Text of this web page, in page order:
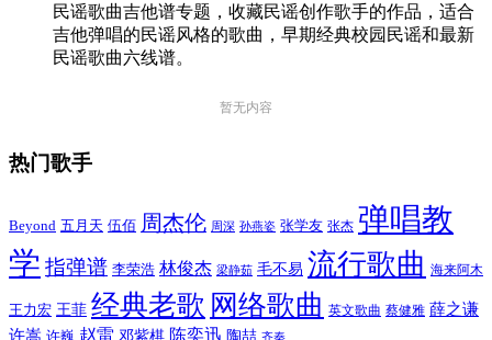
民谣歌曲吉他谱专题，收藏民谣创作歌手的作品，适合
吉他弹唱的民谣风格的歌曲，早期经典校园民谣和最新
民谣歌曲六线谱。
暂无内容
热门歌手
Beyond 五月天 伍佰 周杰伦 周深 孙燕姿 张学友 张杰 弹唱教
学 指弹谱 李荣浩 林俊杰 梁静茹 毛不易 流行歌曲 海来阿木
王力宏 王菲 经典老歌 网络歌曲 英文歌曲 蔡健雅 薛之谦
许嵩 许巍 赵雷 邓紫棋 陈奕迅 陶喆 齐秦